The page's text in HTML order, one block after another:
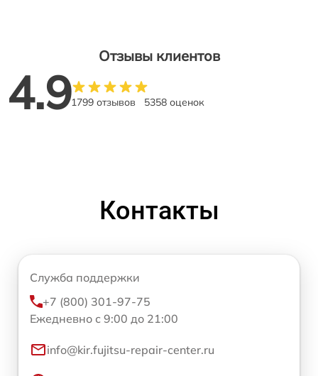
Отзывы клиентов
4.91799 отзывов 5358 оценок
Контакты
Служба поддержки
+7 (800) 301-97-75
Ежедневно с 9:00 до 21:00
info@kir.fujitsu-repair-center.ru